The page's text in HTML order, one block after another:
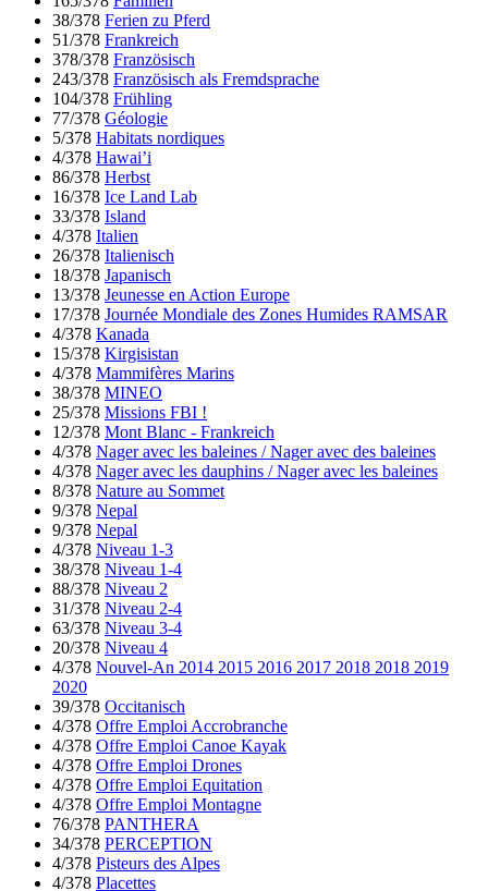
38/378 Ferien zu Pferd
51/378 Frankreich
378/378 Französisch
243/378 Französisch als Fremdsprache
104/378 Frühling
77/378 Géologie
5/378 Habitats nordiques
4/378 Hawai’i
86/378 Herbst
16/378 Ice Land Lab
33/378 Island
4/378 Italien
26/378 Italienisch
18/378 Japanisch
13/378 Jeunesse en Action Europe
17/378 Journée Mondiale des Zones Humides RAMSAR
4/378 Kanada
15/378 Kirgisistan
4/378 Mammifères Marins
38/378 MINEO
25/378 Missions FBI !
12/378 Mont Blanc - Frankreich
4/378 Nager avec les baleines / Nager avec des baleines
4/378 Nager avec les dauphins / Nager avec les baleines
8/378 Nature au Sommet
9/378 Nepal
9/378 Nepal
4/378 Niveau 1-3
38/378 Niveau 1-4
88/378 Niveau 2
31/378 Niveau 2-4
63/378 Niveau 3-4
20/378 Niveau 4
4/378 Nouvel-An 2014 2015 2016 2017 2018 2018 2019
2020
39/378 Occitanisch
4/378 Offre Emploi Accrobranche
4/378 Offre Emploi Canoe Kayak
4/378 Offre Emploi Drones
4/378 Offre Emploi Equitation
4/378 Offre Emploi Montagne
76/378 PANTHERA
34/378 PERCEPTION
4/378 Pisteurs des Alpes
4/378 Placettes